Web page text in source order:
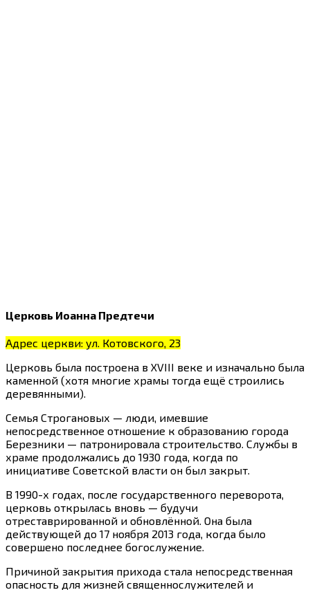
Церковь Иоанна Предтечи
Адрес церкви: ул. Котовского, 23
Церковь была построена в XVIII веке и изначально была
каменной (хотя многие храмы тогда ещё строились
деревянными).
Семья Строгановых — люди, имевшие
непосредственное отношение к образованию города
Березники — патронировала строительство. Службы в
храме продолжались до 1930 года, когда по
инициативе Советской власти он был закрыт.
В 1990-х годах, после государственного переворота,
церковь открылась вновь — будучи
отреставрированной и обновлённой. Она была
действующей до 17 ноября 2013 года, когда было
совершено последнее богослужение.
Причиной закрытия прихода стала непосредственная
опасность для жизней священнослужителей и